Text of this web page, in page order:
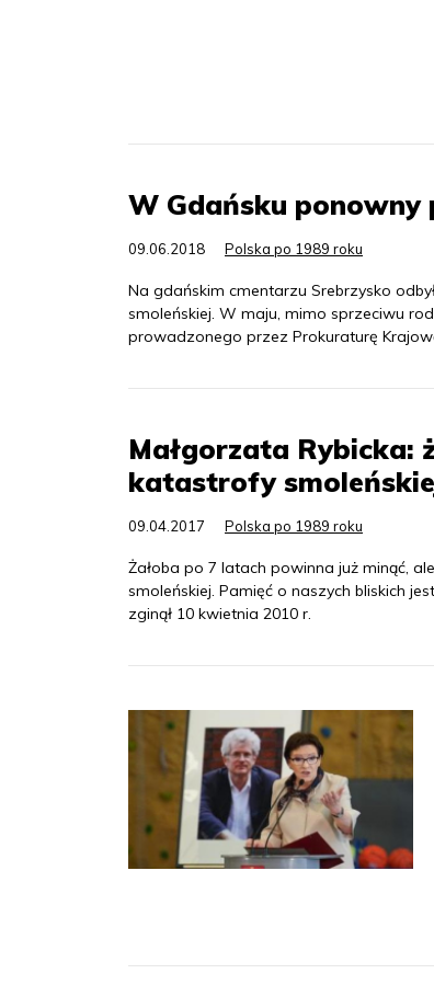
W Gdańsku ponowny
09.06.2018 Polska po 1989 roku
Na gdańskim cmentarzu Srebrzysko
smoleńskiej. W maju, mimo sprzeciwu
prowadzonego przez Prokuraturę
Małgorzata Rybicka:
katastrofy
09.04.2017 Polska po 1989 roku
Żałoba po 7 latach powinna już minąć,
smoleńskiej. Pamięć o naszych bliskich
zginął 10 kwietnia 2010 r.